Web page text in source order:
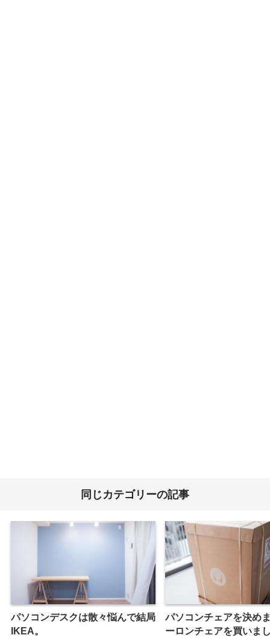
同じカテゴリーの記事
パソコンデスクは散々悩んで結局
IKEA。
パソコンチェアを決め
ーロンチェアを買いま